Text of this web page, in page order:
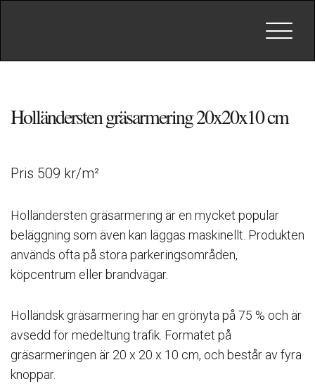
Toggle
Holländersten gräsarmering 20x20x10 cm
Pris 509 kr/m²
Holländersten gräsarmering är en mycket populär
beläggning som även kan läggas maskinellt. Produkten
används ofta på stora parkeringsområden,
köpcentrum eller brandvägar.
Holländsk gräsarmering har en grönyta på 75 % och är
avsedd för medeltung trafik. Formatet på
gräsarmeringen är 20 x 20 x 10 cm, och består av fyra
knoppar.